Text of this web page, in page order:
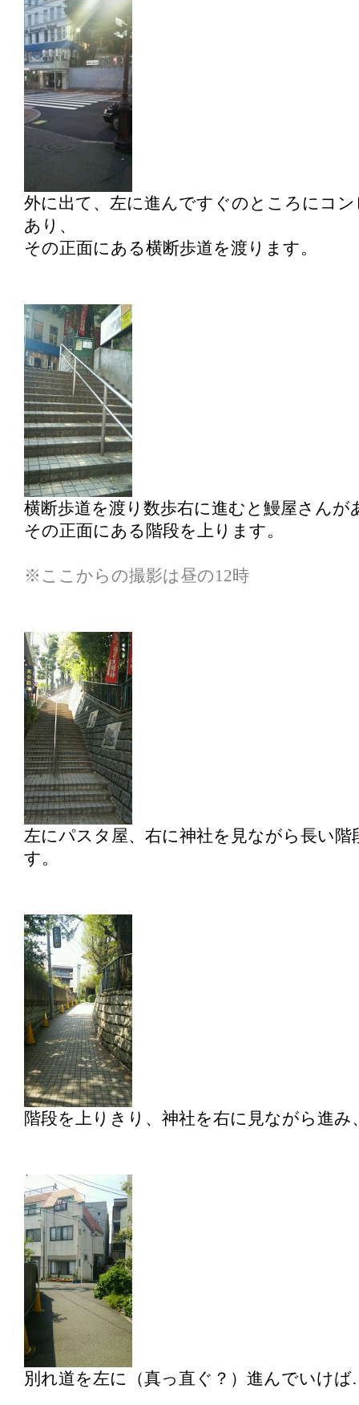
外に出て、左に進んですぐのところにコ
あり、
その正面にある横断歩道を渡ります。
横断歩道を渡り数歩右に進むと鰻屋さんが
その正面にある階段を上ります。
※ここからの撮影は昼の12時
左にパスタ屋、右に神社を見ながら長い
す。
階段を上りきり、神社を右に見ながら進み
別れ道を左に（真っ直ぐ？）進んでいけ